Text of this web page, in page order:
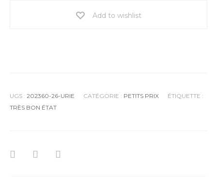
Add to wishlist
UGS : 202360-26-URIE CATÉGORIE : PETITS PRIX
ÉTIQUETTE :
TRÈS BON ÉTAT